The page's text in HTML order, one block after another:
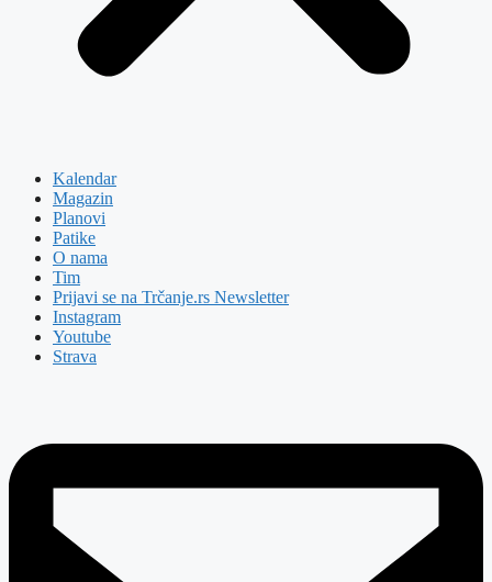
Kalendar
Magazin
Planovi
Patike
O nama
Tim
Prijavi se na Trčanje.rs Newsletter
Instagram
Youtube
Strava